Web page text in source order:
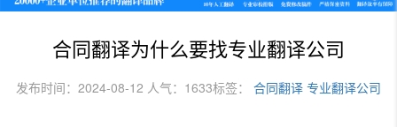
合同翻译为什么要找专业翻译公司
发布时间：2024-08-12 人气：1633标签： 合同翻译 专业翻译公司